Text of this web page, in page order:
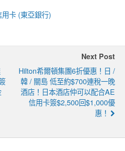
卡 (東亞銀行)
Next Post
Hilton希爾頓集團6折優惠！日 /
韓 / 關島 低至約$700連稅一晚
酒店！日本酒店仲可以配合AE
信用卡簽$2,500回$1,000優
惠！